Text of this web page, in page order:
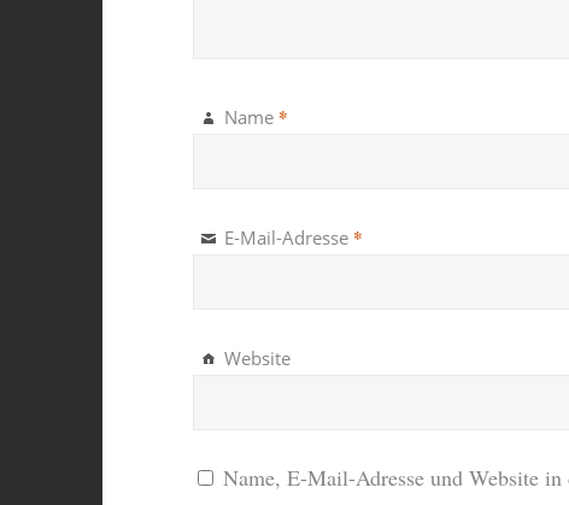
Name *
E-Mail-Adresse *
Website
Name, E-Mail-Adresse und Website